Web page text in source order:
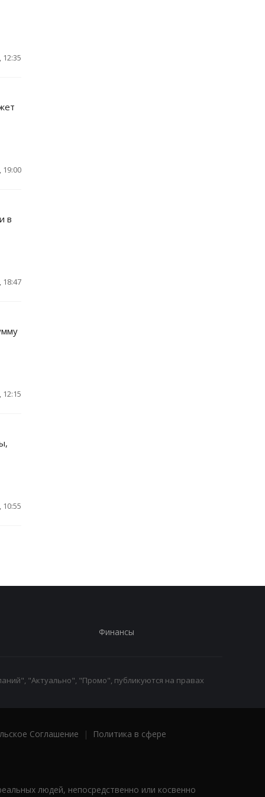
19:00
в
18:47
Финансы
"Актуально", "Промо", публикуются на правах
Соглашение |
Политика в сфере
людей, непосредственно или косвенно